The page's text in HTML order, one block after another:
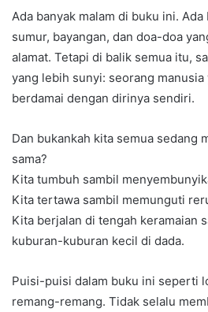
Ada banyak malam di buku ini.
sumur, bayangan, dan doa-doa
alamat. Tetapi di balik semua itu,
yang lebih sunyi: seorang
berdamai dengan dirinya sendiri.
Dan bukankah kita semua sedang
sama?
Kita tumbuh sambil
Kita tertawa sambil memunguti
Kita berjalan di tengah keramaian
kuburan-kuburan kecil di dada.
Puisi-puisi dalam buku ini seperti
remang-remang. Tidak selalu